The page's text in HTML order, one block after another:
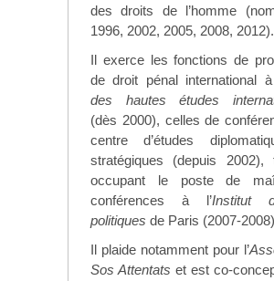
des droits de l’homme
1996, 2002, 2005, 2008, 2012).
Il exerce les fonctions de
de droit pénal international
des hautes études
(dès 2000), celles de
centre d’études
stratégiques (depuis 2002),
occupant le poste de
conférences à l’Institut
politiques de Paris (2007-
Il plaide notamment pour l’
Sos Attentats et est co-